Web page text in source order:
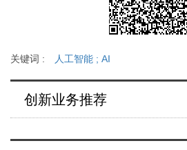
关键词 : 人工智能 ; AI
创新业务推荐